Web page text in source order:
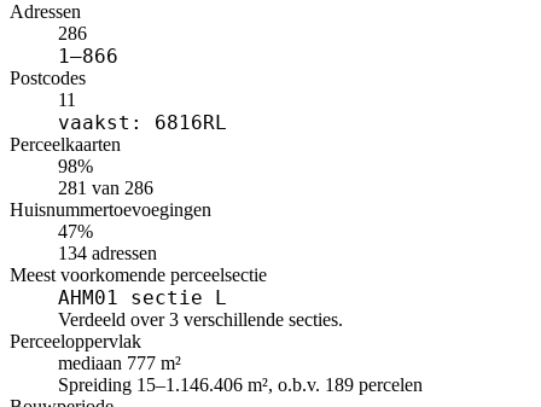
Adressen
286
1–866
Postcodes
11
vaakst: 6816RL
Perceelkaarten
98%
281 van 286
Huisnummertoevoegingen
47%
134 adressen
Meest voorkomende perceelsectie
AHM01 sectie L
Verdeeld over 3 verschillende secties.
Perceeloppervlak
mediaan 777 m²
Spreiding 15–1.146.406 m², o.b.v. 189 percelen